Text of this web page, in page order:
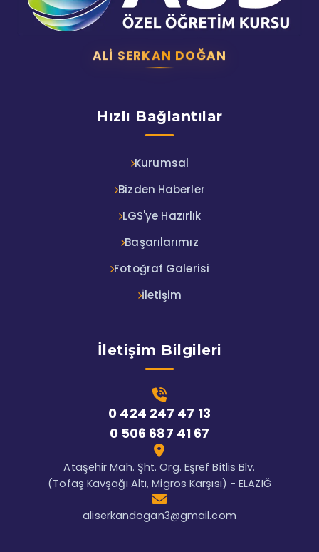
ALI SERKAN DOĞAN
Hızlı Bağlantılar
Kurumsal
Bizden Haberler
LGS'ye Hazırlık
Başarılarımız
Fotoğraf Galerisi
İletişim
İletişim Bilgileri
0 424 247 47 13
0 506 687 41 67
Ataşehir Mah. Şht. Org. Eşref Bitlis Blv.
(Tofaş Kavşağı Altı, Migros Karşısı) - ELAZIĞ
aliserkandogan3@gmail.com